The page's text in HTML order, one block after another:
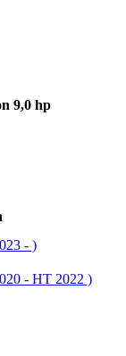
9,0 hp
- )
- HT 2022 )